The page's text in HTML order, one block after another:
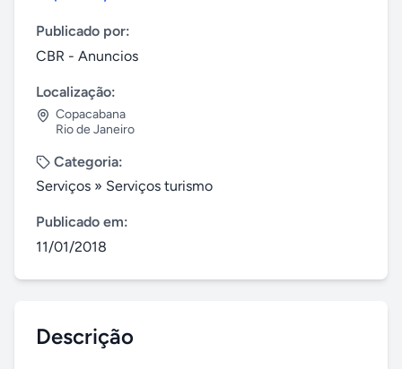
Publicado por:
CBR - Anuncios
Localização:
Copacabana
Rio de Janeiro
Categoria:
Serviços » Serviços turismo
Publicado em:
11/01/2018
Descrição